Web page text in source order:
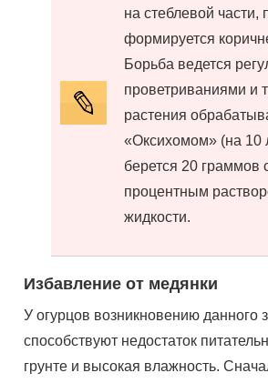
на стеблевой части,
формируется
Борьба ведется
проветриваниями и
растения
«Оксихомом» (на 10
берется 20 граммов
процентным
жидкости.
Избавление от медянки
У огурцов возникновению данного
способствуют недостаток
грунте и высокая влажность.